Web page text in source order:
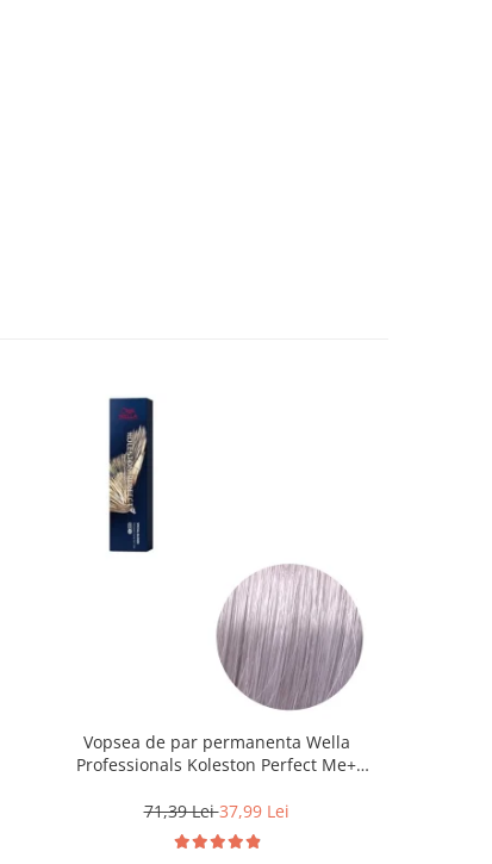
Vopsea de par permanenta Wella
Professionals Koleston Perfect Me+
60 ml
71,39 Lei37,99 Lei